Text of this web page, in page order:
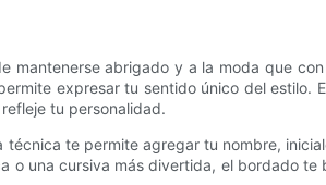
abrigado y a la moda que
expresar tu sentido único del estilo.
tu personalidad.
te permite agregar tu nombre,
una cursiva más divertida, el bordado